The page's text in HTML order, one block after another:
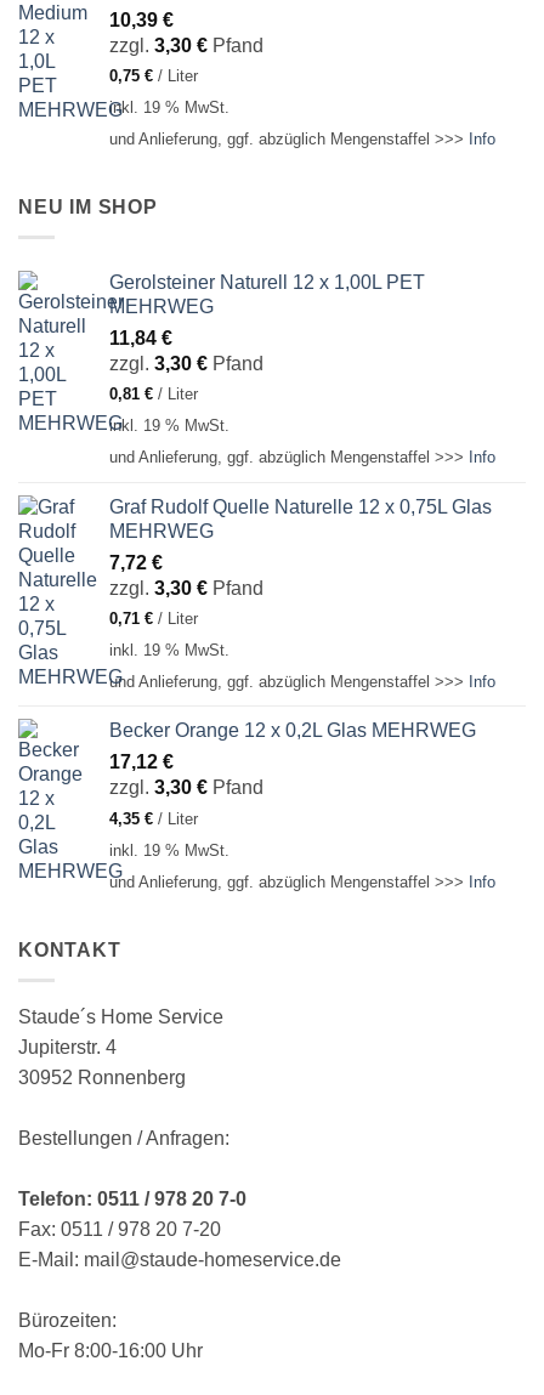
10,39 €
zzgl. 3,30 € Pfand
0,75 € / Liter
inkl. 19 % MwSt.
und Anlieferung, ggf. abzüglich Mengenstaffel >>> Info
NEU IM SHOP
Gerolsteiner Naturell 12 x 1,00L PET
MEHRWEG
11,84 €
zzgl. 3,30 € Pfand
0,81 € / Liter
inkl. 19 % MwSt.
und Anlieferung, ggf. abzüglich Mengenstaffel >>> Info
Graf Rudolf Quelle Naturelle 12 x 0,75L Glas
MEHRWEG
7,72 €
zzgl. 3,30 € Pfand
0,71 € /
Liter
inkl. 19 % MwSt.
und Anlieferung, ggf. abzüglich Mengenstaffel >>> Info
Becker Orange 12 x 0,2L Glas MEHRWEG
17,12 €
zzgl. 3,30 € Pfand
4,35 € / Liter
inkl. 19 % MwSt.
und Anlieferung, ggf. abzüglich Mengenstaffel >>> Info
KONTAKT
Staude´s Home Service
Jupiterstr. 4
30952 Ronnenberg
Bestellungen / Anfragen:
Telefon: 0511 / 978 20 7-0
Fax: 0511 / 978 20 7-20
E-Mail: mail@staude-homeservice.de
Bürozeiten:
Mo-Fr 8:00-16:00 Uhr